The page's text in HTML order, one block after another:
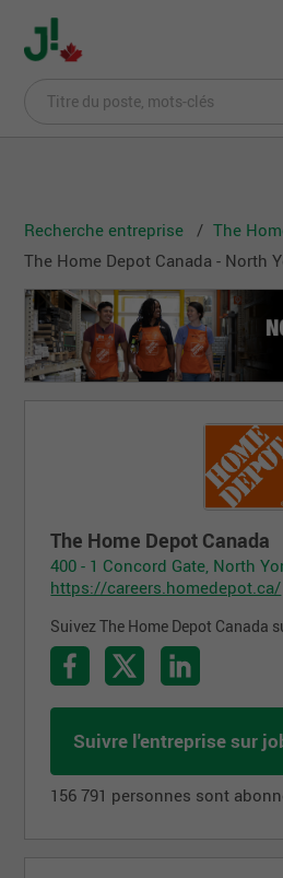
Recherche entreprise
The
The Home Depot Canada - North
The Home Depot Canada
400 - 1 Concord Gate, North
https://careers.homedepot.ca/
Suivez The Home Depot Canada
Suivre l'entreprise sur
156 791 personnes sont